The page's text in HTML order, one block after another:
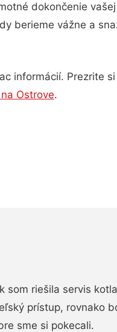
dokončenie
berieme vážne a
informácií. Prezrite
Ostrove.
som riešila servis
prístup, rovnako
sme si pokecali.